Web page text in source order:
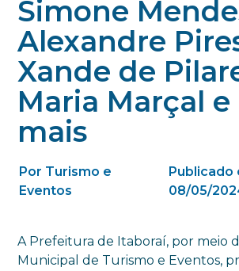
Simone
Alexandre
Xande de
Maria Marçal
mais
Por Turismo e
Eventos
Publicado
08/05/
A Prefeitura de Itaboraí, por meio
Municipal de Turismo e Eventos,